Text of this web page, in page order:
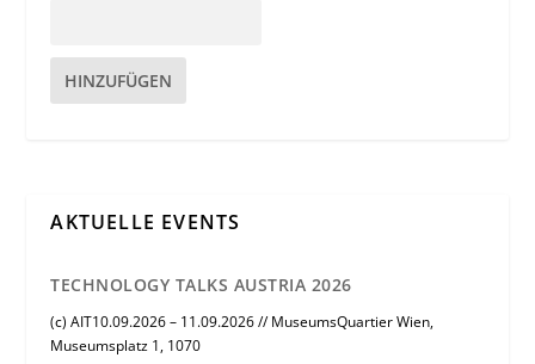
HINZUFÜGEN
AKTUELLE EVENTS
TECHNOLOGY TALKS AUSTRIA 2026
(c) AIT10.09.2026 – 11.09.2026 // MuseumsQuartier Wien,
Museumsplatz 1, 1070